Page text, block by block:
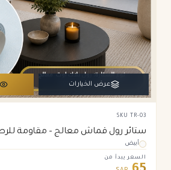
عرض الخيارات
SKU TR-03
ستائر رول قماش معالج – مقاومة
أبيض
السعر يبدأ من